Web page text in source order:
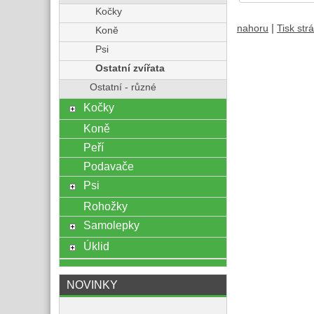
nahoru Tisk
Kočky
Koně
Psi
Ostatní zvířata
Ostatní - různé
Kočky
Koně
Peří
Podavače
Psi
Rohožky
Samolepky
Úklid
NOVINKY